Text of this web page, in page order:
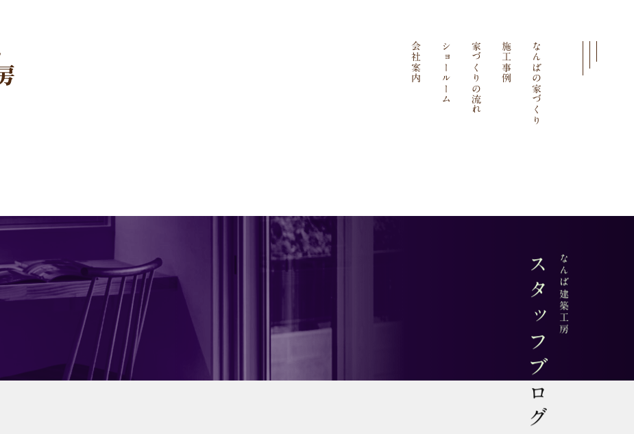
なんばの家づくり
施工事例
家づくりの流れ
ショールーム
会社案内
なんば建築工房
スタッフブログ